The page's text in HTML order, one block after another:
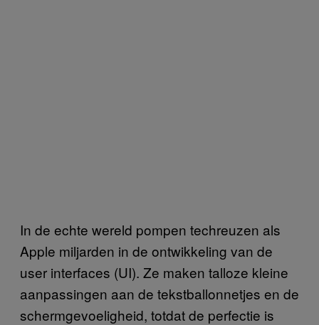
In de echte wereld pompen techreuzen als
Apple miljarden in de ontwikkeling van de
user interfaces (UI). Ze maken talloze kleine
aanpassingen aan de tekstballonnetjes en de
schermgevoeligheid, totdat de perfectie is